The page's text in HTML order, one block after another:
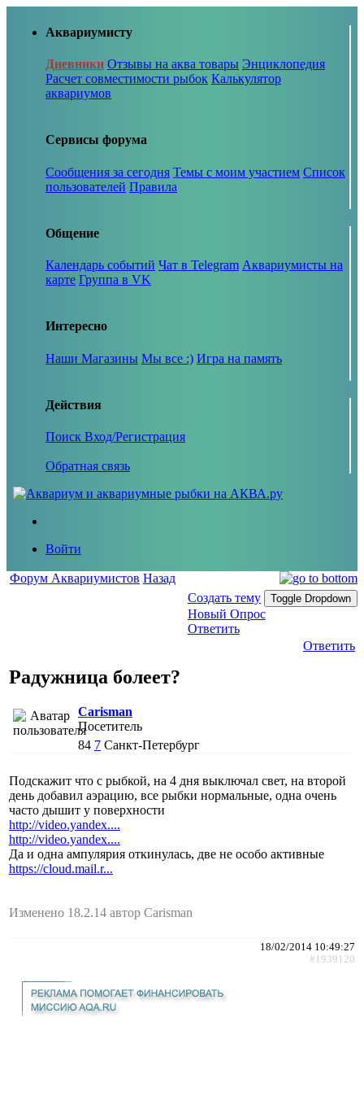
Аквариумисту
Дневники Отзывы на аква товары Энциклопедия
Расчет совместимости рыбок Калькулятор
аквариумов
Сервисы форума
Сообщения за сегодня Темы с моим участием Список
пользователей Правила
Общение
Календарь событий Чат в Telegram Аквариумисты на
карте Группа в VK
Интересно
Наши Магазины Мы все :) Игра на память
Действия
Поиск Вход/Регистрация
Обратная связь
Войти
Форум Аквариумистов Назад
Создать тему
Toggle Dropdown
Новый Опрос
Ответить
Ответить
Радужница болеет?
Carisman
Посетитель
84 7 Санкт-Петербург
Подскажит что с рыбкой, на 4 дня выключал свет, на второй
день добавил аэрацию, все рыбки нормальные, одна очень
часто дышит у поверхности
http://video.yandex....
http://video.yandex....
Да и одна ампулярия откинулась, две не особо активные
https://cloud.mail.r...
Изменено 18.2.14 автор Carisman
18/02/2014 10:49:27
#1939120